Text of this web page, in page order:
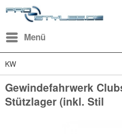
Menü
KW
Gewindefahrwerk
Stützlager (inkl. Stil